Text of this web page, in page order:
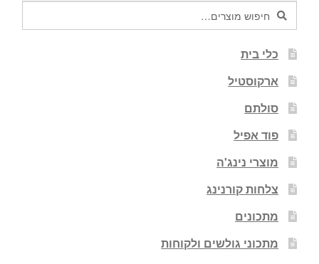
חיפוש
עבור:
חיפוש
כלי בית
ארקוסטיל
סולתם
פוד אפיל
מוצרי נינג'ה
צלחות קורנינג
מתכונים
מתכוני גולשים ולקוחות